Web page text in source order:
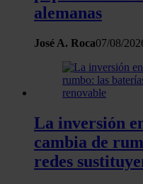
el contenido y los
información sobre el uso
nuestros partners de
web, quienes pueden
que les haya
partir del uso que haya
alemanas
José A. Roca07/08/
La inversión
cambia de
redes